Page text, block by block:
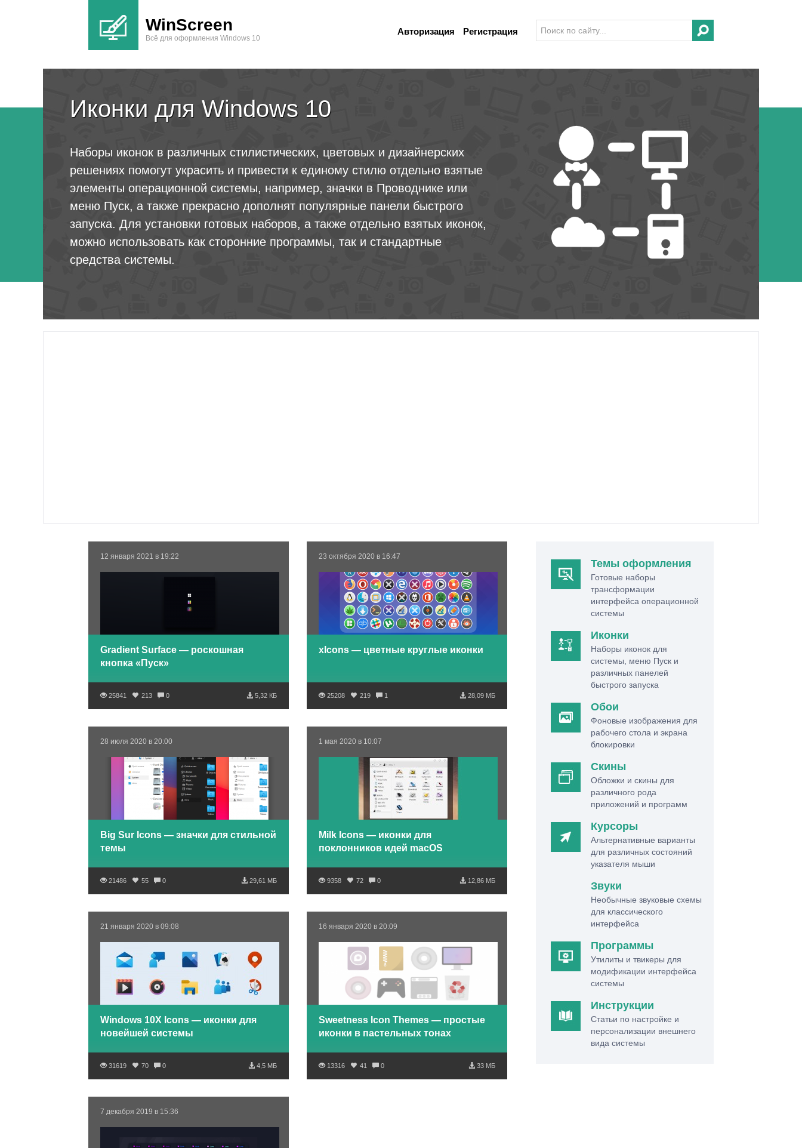
WinScreen
Всё для оформления Windows 10
Авторизация Регистрация
Иконки для Windows 10
Наборы иконок в различных стилистических, цветовых и дизайнерских
решениях помогут украсить и привести к единому стилю отдельно взятые
элементы операционной системы, например, значки в Проводнике или
меню Пуск, а также прекрасно дополнят популярные панели быстрого
запуска. Для установки готовых наборов, а также отдельно взятых иконок,
можно использовать как сторонние программы, так и стандартные
средства системы.
12 января 2021 в 19:22
Gradient Surface — роскошная
кнопка «Пуск»
25841 213 0 5,32 КБ
23 октября 2020 в 16:47
xIcons — цветные круглые иконки
25208 219 1 28,09 МБ
28 июля 2020 в 20:00
Big Sur Icons — значки для стильной
темы
21486 55 0 29,61 МБ
1 мая 2020 в 10:07
Milk Icons — иконки для
поклонников идей macOS
9358 72 0 12,86 МБ
21 января 2020 в 09:08
Windows 10X Icons — иконки для
новейшей системы
31619 70 0 4,5 МБ
16 января 2020 в 20:09
Sweetness Icon Themes — простые
иконки в пастельных тонах
13316 41 0 33 МБ
7 декабря 2019 в 15:36
Темы оформления
Готовые наборы
трансформации
интерфейса операционной
системы
Иконки
Наборы иконок для
системы, меню Пуск и
различных панелей
быстрого запуска
Обои
Фоновые изображения для
рабочего стола и экрана
блокировки
Скины
Обложки и скины для
различного рода
приложений и программ
Курсоры
Альтернативные варианты
для различных состояний
указателя мыши
Звуки
Необычные звуковые схемы
для классического
интерфейса
Программы
Утилиты и твикеры для
модификации интерфейса
системы
Инструкции
Статьи по настройке и
персонализации внешнего
вида системы